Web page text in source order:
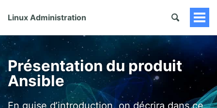
Linux Administration
Présentation du produit
Ansible
En guise d’introduction, on décrira dans ce